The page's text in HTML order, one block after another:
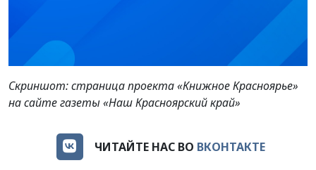
Скриншот: страница проекта «Книжное Красноярье»
на сайте газеты «Наш Красноярский край»
ЧИТАЙТЕ НАС ВО ВКОНТАКТЕ